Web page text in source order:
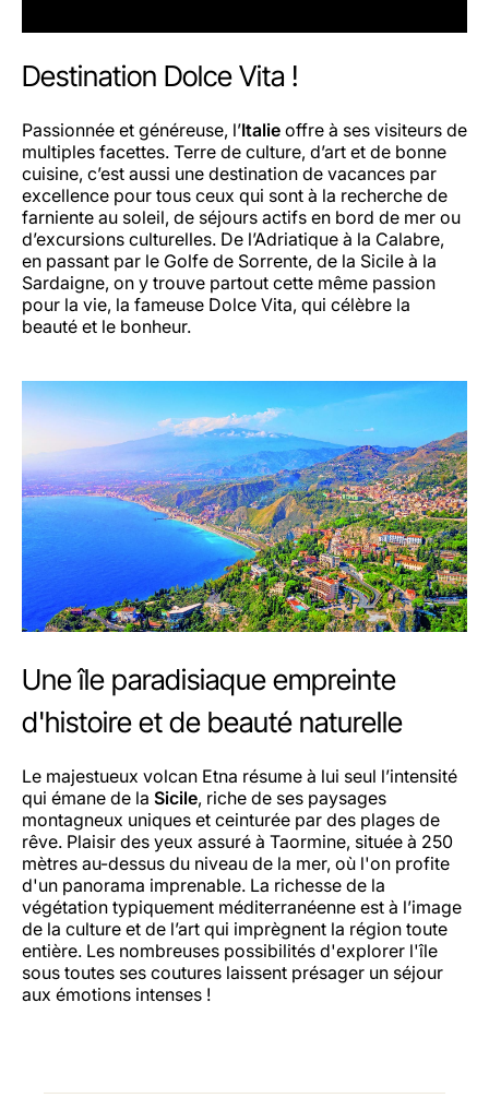
Destination Dolce Vita !
Passionnée et généreuse, l’Italie offre à ses visiteurs de
multiples facettes. Terre de culture, d’art et de bonne
cuisine, c’est aussi une destination de vacances par
excellence pour tous ceux qui sont à la recherche de
farniente au soleil, de séjours actifs en bord de mer ou
d’excursions culturelles. De l’Adriatique à la Calabre,
en passant par le Golfe de Sorrente, de la Sicile à la
Sardaigne, on y trouve partout cette même passion
pour la vie, la fameuse Dolce Vita, qui célèbre la
beauté et le bonheur.
Une île paradisiaque empreinte
d'histoire et de beauté naturelle
Le majestueux volcan Etna résume à lui seul l’intensité
qui émane de la Sicile, riche de ses paysages
montagneux uniques et ceinturée par des plages de
rêve. Plaisir des yeux assuré à Taormine, située à 250
mètres au-dessus du niveau de la mer, où l'on profite
d'un panorama imprenable. La richesse de la
végétation typiquement méditerranéenne est à l’image
de la culture et de l’art qui imprègnent la région toute
entière. Les nombreuses possibilités d'explorer l'île
sous toutes ses coutures laissent présager un séjour
aux émotions intenses !